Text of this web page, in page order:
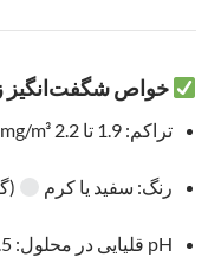
خواص شگفت‌انگیز
تراکم: 1.9 تا 2.2 mg/m³
رنگ: سفید یا کرم
pH قلیایی در محلول: 9.5 تا 10.5